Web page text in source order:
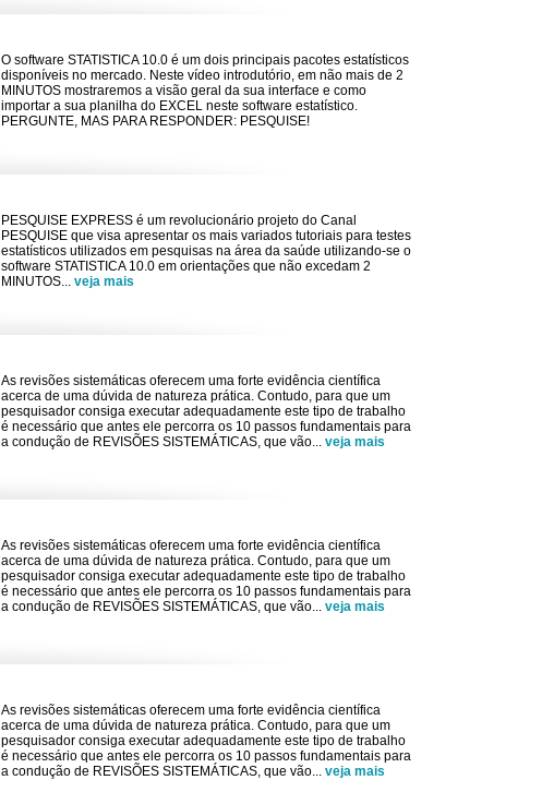
O software STATISTICA 10.0 é um dois principais pacotes estatísticos
disponíveis no mercado. Neste vídeo introdutório, em não mais de 2
MINUTOS mostraremos a visão geral da sua interface e como
importar a sua planilha do EXCEL neste software estatístico.
PERGUNTE, MAS PARA RESPONDER: PESQUISE!
PESQUISE EXPRESS é um revolucionário projeto do Canal
PESQUISE que visa apresentar os mais variados tutoriais para testes
estatísticos utilizados em pesquisas na área da saúde utilizando-se o
software STATISTICA 10.0 em orientações que não excedam 2
MINUTOS... veja mais
As revisões sistemáticas oferecem uma forte evidência científica
acerca de uma dúvida de natureza prática. Contudo, para que um
pesquisador consiga executar adequadamente este tipo de trabalho
é necessário que antes ele percorra os 10 passos fundamentais para
a condução de REVISÕES SISTEMÁTICAS, que vão... veja mais
As revisões sistemáticas oferecem uma forte evidência científica
acerca de uma dúvida de natureza prática. Contudo, para que um
pesquisador consiga executar adequadamente este tipo de trabalho
é necessário que antes ele percorra os 10 passos fundamentais para
a condução de REVISÕES SISTEMÁTICAS, que vão... veja mais
As revisões sistemáticas oferecem uma forte evidência científica
acerca de uma dúvida de natureza prática. Contudo, para que um
pesquisador consiga executar adequadamente este tipo de trabalho
é necessário que antes ele percorra os 10 passos fundamentais para
a condução de REVISÕES SISTEMÁTICAS, que vão... veja mais